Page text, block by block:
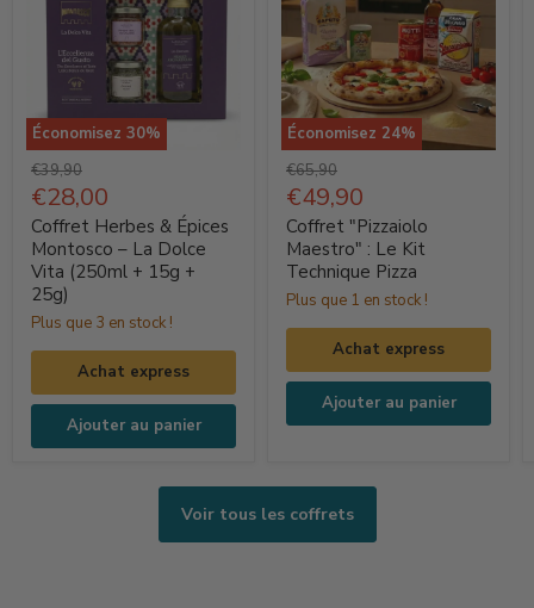
Économisez 30%
Coffret
Herbes
&
Épices
Montosco
–
La
Vita
(250ml
+
Prix
d'origine
€39,90
Prix
actuel
€28,00
Coffret Herbes & Épices
Montosco – La Dolce
Vita (250ml + 15g +
25g)
Plus que 3 en stock !
Achat express
Ajouter au panier
Économisez 24%
Coffret
"Pizzaiolo
Maestro"
Le
Kit
Technique
Pizza
Prix
d'origine
€65,90
Prix
actuel
€49,90
Coffret "Pizzaiolo
Maestro" : Le Kit
Technique Pizza
Plus que 1 en stock !
Achat express
Ajouter au panier
Voir tous les coffrets